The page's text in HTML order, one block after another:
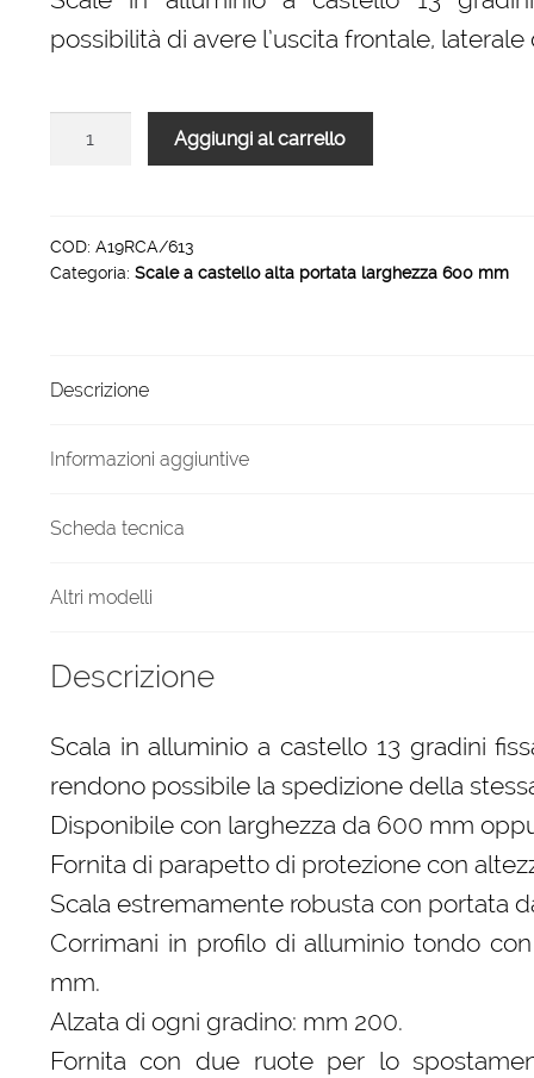
era:
è:
possibilità di avere l’uscita frontale,
castello
13
quantità
Aggiungi al carrello
COD: A19RCA/613
Categoria: Scale a castello alta portata larghezza 600 mm
Descrizione
Informazioni aggiuntive
Scheda tecnica
Altri modelli
Descrizione
Scala in alluminio a castello 13 gradini
rendono possibile la spedizione della
Disponibile con larghezza da 600 mm
Fornita di parapetto di protezione con
Scala estremamente robusta con portata
Corrimani in profilo di alluminio tondo
mm.
Alzata di ogni gradino: mm 200.
Fornita con due ruote per lo